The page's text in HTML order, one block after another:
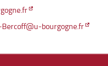
bourgogne.fr